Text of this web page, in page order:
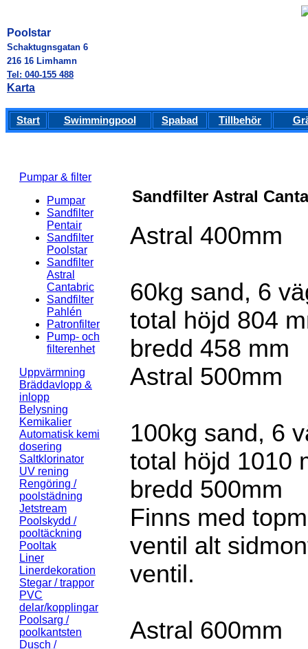
Poolstar
Schaktugnsgatan 6
216 16 Limhamn
Tel: 040-155 488
Karta
Start Swimmingpool Spabad Tillbehör
Pumpar & filter
Pumpar
Sandfilter
Pentair
Sandfilter
Poolstar
Sandfilter
Astral
Cantabric
Sandfilter
Pahlén
Patronfilter
Pump- och
filterenhet
Uppvärmning
Bräddavlopp &
inlopp
Belysning
Kemikalier
Automatisk kemi
dosering
Saltklorinator
UV rening
Rengöring /
poolstädning
Jetstream
Poolskydd /
pooltäckning
Pooltak
Liner
Linerdekoration
Stegar / trappor
PVC
delar/kopplingar
Poolsarg /
poolkantsten
Dusch /
Sandfilter Astral
Astral 400mm
60kg sand, 6
total höjd 804
bredd 458 mm
Astral 500mm
100kg sand, 6
total höjd 1010
bredd 500mm
Finns med
ventil alt
ventil.
Astral 600mm